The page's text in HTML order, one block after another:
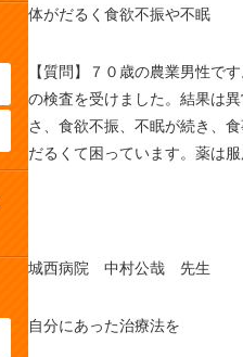
体がだるく食欲不振や不眠
【質問】７０歳の農業男性で
の検査を受けました。結果は
さ、食欲不振、不眠が続き、
だるくて困っています。薬は
城西病院 中村公哉 先生
自分にあった治療法を